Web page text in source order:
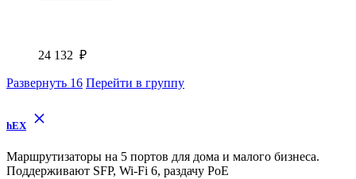
24 132 ₽
Развернуть 16 Перейти в группу
hEX
Маршрутизаторы на 5 портов для дома и малого бизнеса.
Поддерживают SFP, Wi-Fi 6, раздачу PoE